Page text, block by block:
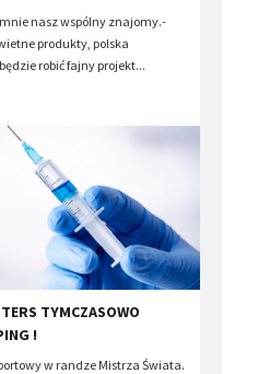
nasz wspólny znajomy.-
produkty, polska
robić fajny projekt...
TYMCZASOWO
!
w randze Mistrza Świata.